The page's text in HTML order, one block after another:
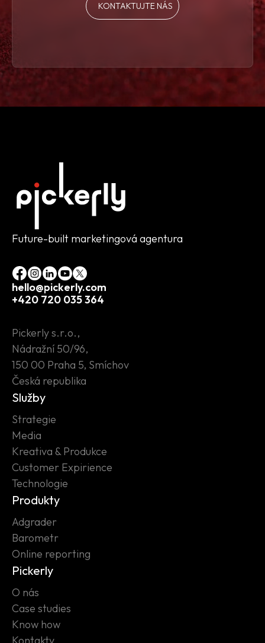
KONTAKTUJTE NÁS
Future-built marketingová agentura
hello@pickerly.com
+420 720 035 364
Pickerly s.r.o.,
Nádražní 50/96,
150 00 Praha 5, Smíchov
Česká republika
Služby
Strategie
Media
Kreativa & Produkce
Customer Expirience
Technologie
Produkty
Adgrader
Barometr
Online reporting
Pickerly
O nás
Case studies
Know how
Kontakty